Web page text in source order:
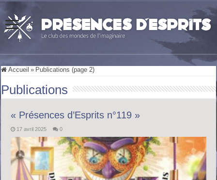
Accueil » Publications (page 2)
Publications
« Présences d’Esprits n°119 »
17 avril 2025 0